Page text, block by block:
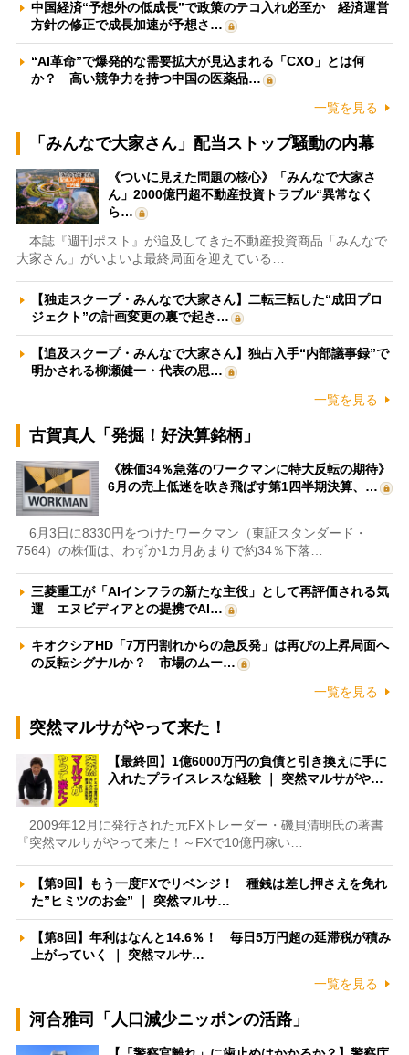
中国経済“予想外の低成長”で政策のテコ入れ必至か 経済運営
方針の修正で成長加速が予想さ…
“AI革命”で爆発的な需要拡大が見込まれる「CXO」とは何
か？ 高い競争力を持つ中国の医薬品…
一覧を見る
「みんなで大家さん」配当ストップ騒動の内幕
《ついに見えた問題の核心》「みんなで大家さ
ん」2000億円超不動産投資トラブル“異常なく
ら…
本誌『週刊ポスト』が追及してきた不動産投資商品「みんなで
大家さん」がいよいよ最終局面を迎えている…
【独走スクープ・みんなで大家さん】二転三転した“成田プロ
ジェクト”の計画変更の裏で起き…
【追及スクープ・みんなで大家さん】独占入手“内部議事録”で
明かされる柳瀬健一・代表の思…
一覧を見る
古賀真人「発掘！好決算銘柄」
《株価34％急落のワークマンに特大反転の期待》
6月の売上低迷を吹き飛ばす第1四半期決算、…
6月3日に8330円をつけたワークマン（東証スタンダード・
7564）の株価は、わずか1カ月あまりで約34％下落…
三菱重工が「AIインフラの新たな主役」として再評価される気
運 エヌビディアとの提携でAI…
キオクシアHD「7万円割れからの急反発」は再びの上昇局面へ
の反転シグナルか？ 市場のムー…
一覧を見る
突然マルサがやって来た！
【最終回】1億6000万円の負債と引き換えに手に
入れたプライスレスな経験 ｜ 突然マルサがや…
2009年12月に発行された元FXトレーダー・磯貝清明氏の著書
『突然マルサがやって来た！～FXで10億円稼い…
【第9回】もう一度FXでリベンジ！ 種銭は差し押さえを免れ
た”ヒミツのお金” ｜ 突然マルサ…
【第8回】年利はなんと14.6％！ 毎日5万円超の延滞税が積み
上がっていく ｜ 突然マルサ…
一覧を見る
河合雅司「人口減少ニッポンの活路」